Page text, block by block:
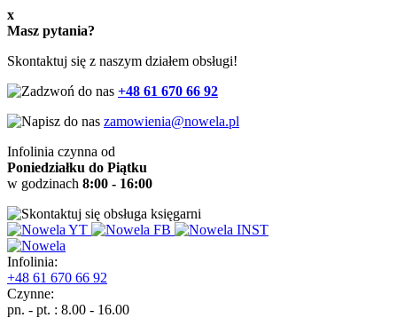
x
Masz pytania?
Skontaktuj się z naszym działem obsługi!
+48 61 670 66 92
zamowienia@nowela.pl
Infolinia czynna od
Poniedziałku do Piątku
w godzinach 8:00 - 16:00
Infolinia:
+48 61 670 66 92
Czynne:
pn. - pt. : 8.00 - 16.00